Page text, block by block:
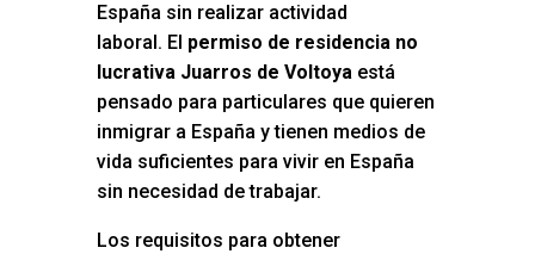
España sin realizar actividad
laboral. El permiso de residencia no
lucrativa Juarros de Voltoyaestá
pensado para particulares que quieren
inmigrar a España y tienen medios de
vida suficientes para vivir en España
sin necesidad de trabajar.
Los requisitos para obtener